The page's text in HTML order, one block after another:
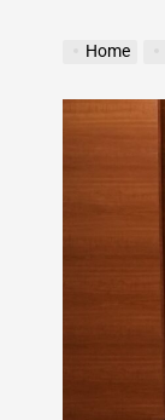
Home